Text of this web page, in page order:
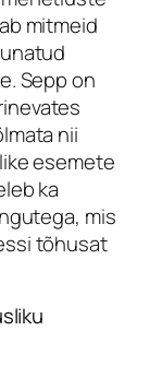
mitmeid
Sepp on
nii
esemete
ka
mis
tõhusat